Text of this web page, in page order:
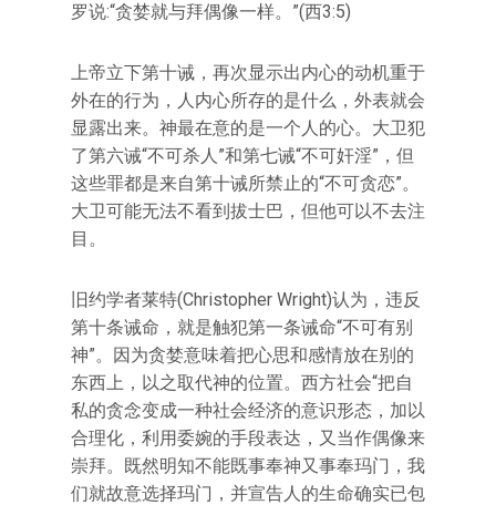
罗说:“贪婪就与拜偶像一样。”(西3:5)
上帝立下第十诫，再次显示出内心的动机重于
外在的行为，人内心所存的是什么，外表就会
显露出来。神最在意的是一个人的心。大卫犯
了第六诫“不可杀人”和第七诫“不可奸淫”，但
这些罪都是来自第十诫所禁止的“不可贪恋”。
大卫可能无法不看到拔士巴，但他可以不去注
目。
旧约学者莱特(Christopher Wright)认为，违反
第十条诫命，就是触犯第一条诫命“不可有别
神”。因为贪婪意味着把心思和感情放在别的
东西上，以之取代神的位置。西方社会“把自
私的贪念变成一种社会经济的意识形态，加以
合理化，利用委婉的手段表达，又当作偶像来
崇拜。既然明知不能既事奉神又事奉玛门，我
们就故意选择玛门，并宣告人的生命确实已包